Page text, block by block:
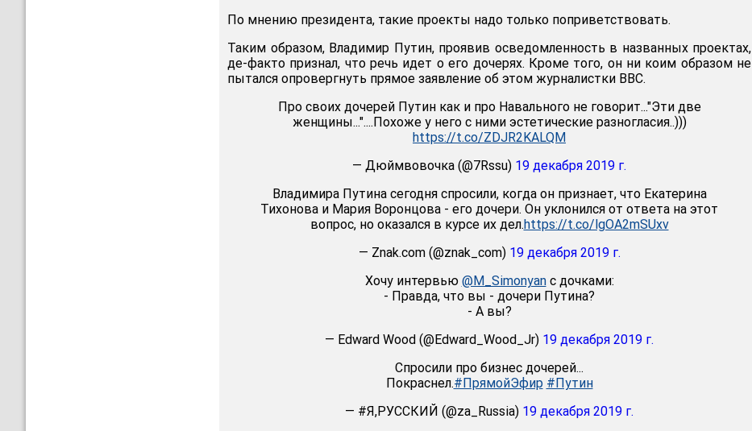
По мнению президента, такие проекты надо только поприветствовать.
Таким образом, Владимир Путин, проявив осведомленность в названных проектах,
де-факто признал, что речь идет о его дочерях. Кроме того, он ни коим образом не
пытался опровергнуть прямое заявление об этом журналистки BBC.
Про своих дочерей Путин как и про Навального не говорит..."Эти две
женщины..."....Похоже у него с ними эстетические разногласия..)))
https://t.co/ZDJR2KALQM
— Дюймвовочка (@7Rssu) 19 декабря 2019 г.
Владимира Путина сегодня спросили, когда он признает, что Екатерина
Тихонова и Мария Воронцова - его дочери. Он уклонился от ответа на этот
вопрос, но оказался в курсе их дел.https://t.co/lgOA2mSUxv
— Znak.com (@znak_com) 19 декабря 2019 г.
Хочу интервью @M_Simonyanc дочками:
- Правда, что вы - дочери Путина?
- А вы?
— Edward Wood (@Edward_Wood_Jr) 19 декабря 2019 г.
Спросили про бизнес дочерей...
Покраснел.#ПрямойЭфир #Путин
— #Я,РУССКИЙ (@za_Russia) 19 декабря 2019 г.